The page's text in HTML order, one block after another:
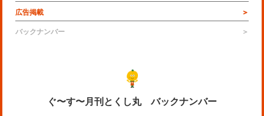
販売パートナー募集
広告掲載
バックナンバー
ぐ〜す〜月刊とくし丸 バックナンバー